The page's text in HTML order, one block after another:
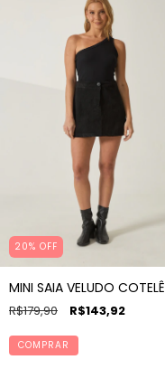
20% OFF
MINI SAIA VELUDO COTELÊ
R$179,90 R$143,92
COMPRAR